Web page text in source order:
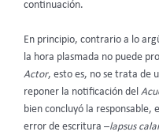
continuación.
En principio, contrario a lo
la hora plasmada no puede
Actor, esto es, no se trata de
reponer la notificación del
bien concluyó la responsable,
error de escritura –lapsus